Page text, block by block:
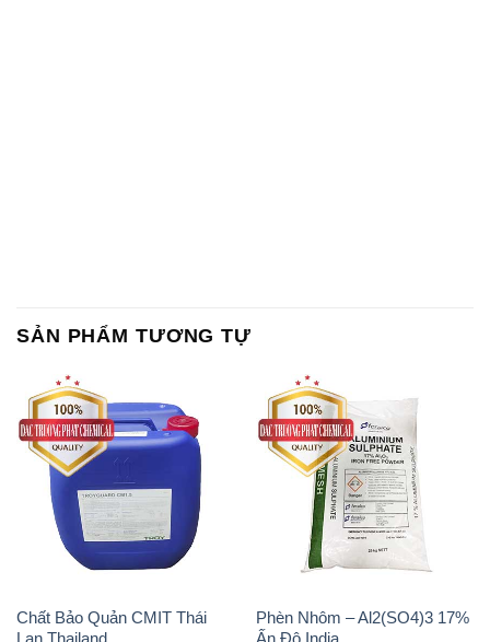
SẢN PHẨM TƯƠNG TỰ
Chất Bảo Quản CMIT Thái
Lan Thailand
Phèn Nhôm – Al2(SO4)3 17%
Ấn Độ India